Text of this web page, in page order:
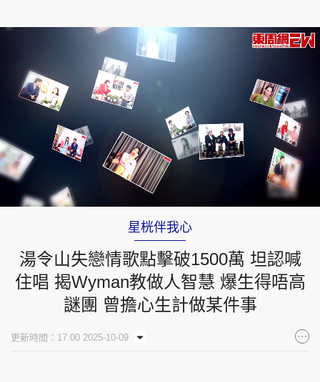
UnmuteLoaded
3.20%
星桄伴我心
湯令山失戀情歌點擊破1500萬 坦認喊
住唱 揭Wyman教做人智慧 爆生得唔高
謎團 曾擔心生計做某件事
更新時間：17:00 2025-10-09